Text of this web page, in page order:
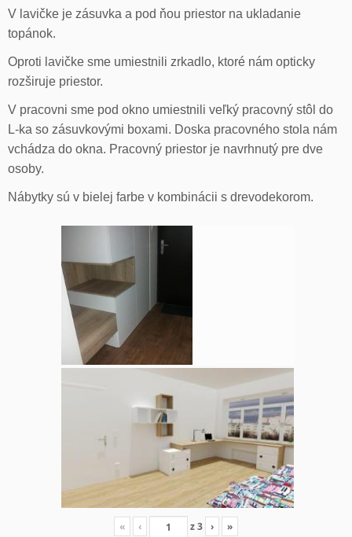
V lavičke je zásuvka a pod ňou priestor na ukladanie
topánok.
Oproti lavičke sme umiestnili zrkadlo, ktoré nám opticky
rozširuje priestor.
V pracovni sme pod okno umiestnili veľký pracovný stôl do
L-ka so zásuvkovými boxami. Doska pracovného stola nám
vchádza do okna. Pracovný priestor je navrhnutý pre dve
osoby.
Nábytky sú v bielej farbe v kombinácii s drevodekorom.
« ‹ z3 › »